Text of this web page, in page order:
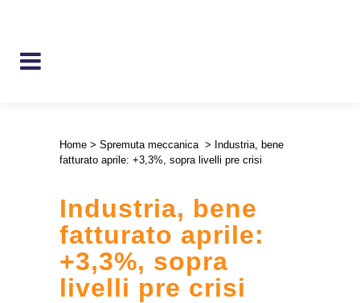
Home > Spremuta meccanica > Industria, bene
fatturato aprile: +3,3%, sopra livelli pre crisi
Industria, bene
fatturato aprile:
+3,3%, sopra
livelli pre crisi